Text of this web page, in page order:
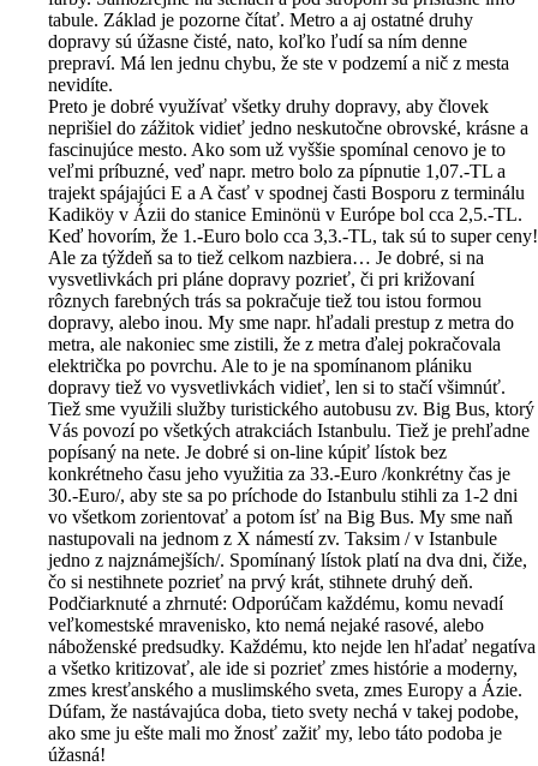
tabule. Základ je pozorne čítať. Metro a aj ostatné druhy
dopravy sú úžasne čisté, nato, koľko ľudí sa ním denne
prepraví. Má len jednu chybu, že ste v podzemí a nič z mesta
nevidíte.
Preto je dobré využívať všetky druhy dopravy, aby človek
neprišiel do zážitok vidieť jedno neskutočne obrovské, krásne a
fascinujúce mesto. Ako som už vyššie spomínal cenovo je to
veľmi príbuzné, veď napr. metro bolo za pípnutie 1,07.-TL a
trajekt spájajúci E a A časť v spodnej časti Bosporu z terminálu
Kadiköy v Ázii do stanice Eminönü v Európe bol cca 2,5.-TL.
Keď hovorím, že 1.-Euro bolo cca 3,3.-TL, tak sú to super ceny!
Ale za týždeň sa to tiež celkom nazbiera… Je dobré, si na
vysvetlivkách pri pláne dopravy pozrieť, či pri križovaní
rôznych farebných trás sa pokračuje tiež tou istou formou
dopravy, alebo inou. My sme napr. hľadali prestup z metra do
metra, ale nakoniec sme zistili, že z metra ďalej pokračovala
električka po povrchu. Ale to je na spomínanom plániku
dopravy tiež vo vysvetlivkách vidieť, len si to stačí všimnúť.
Tiež sme využili služby turistického autobusu zv. Big Bus, ktorý
Vás povozí po všetkých atrakciách Istanbulu. Tiež je prehľadne
popísaný na nete. Je dobré si on-line kúpiť lístok bez
konkrétneho času jeho využitia za 33.-Euro /konkrétny čas je
30.-Euro/, aby ste sa po príchode do Istanbulu stihli za 1-2 dni
vo všetkom zorientovať a potom ísť na Big Bus. My sme naň
nastupovali na jednom z X námestí zv. Taksim / v Istanbule
jedno z najznámejších/. Spomínaný lístok platí na dva dni, čiže,
čo si nestihnete pozrieť na prvý krát, stihnete druhý deň.
Podčiarknuté a zhrnuté: Odporúčam každému, komu nevadí
veľkomestské mravenisko, kto nemá nejaké rasové, alebo
náboženské predsudky. Každému, kto nejde len hľadať negatíva
a všetko kritizovať, ale ide si pozrieť zmes histórie a moderny,
zmes kresťanského a muslimského sveta, zmes Europy a Ázie.
Dúfam, že nastávajúca doba, tieto svety nechá v takej podobe,
ako sme ju ešte mali mo žnosť zažiť my, lebo táto podoba je
úžasná!